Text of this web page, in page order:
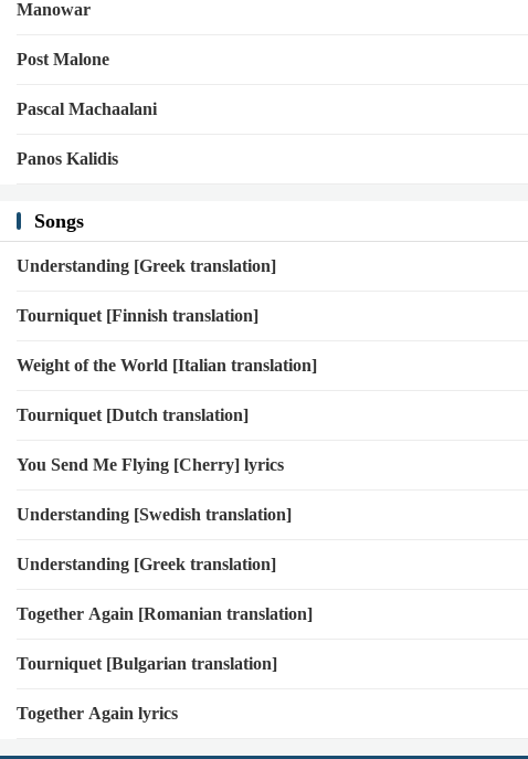
Manowar
Post Malone
Pascal Machaalani
Panos Kalidis
Songs
Understanding [Greek translation]
Tourniquet [Finnish translation]
Weight of the World [Italian translation]
Tourniquet [Dutch translation]
You Send Me Flying [Cherry] lyrics
Understanding [Swedish translation]
Understanding [Greek translation]
Together Again [Romanian translation]
Tourniquet [Bulgarian translation]
Together Again lyrics